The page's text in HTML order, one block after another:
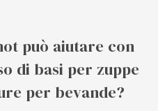
può aiutare con
di basi per zuppe
per bevande?